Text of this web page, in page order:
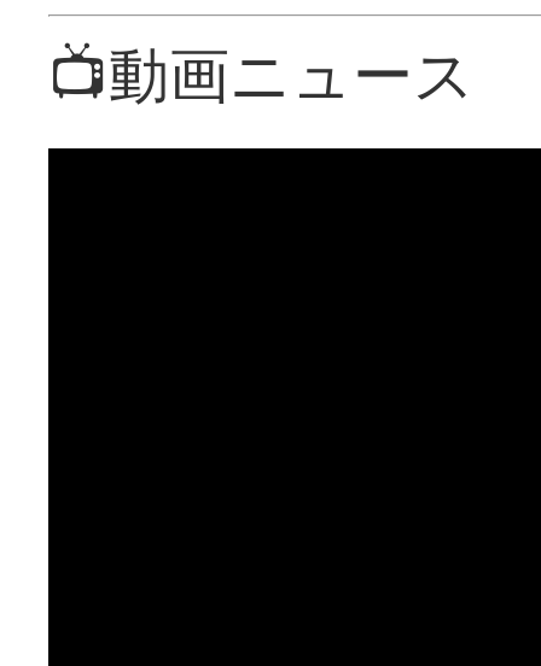
📺動画ニュース